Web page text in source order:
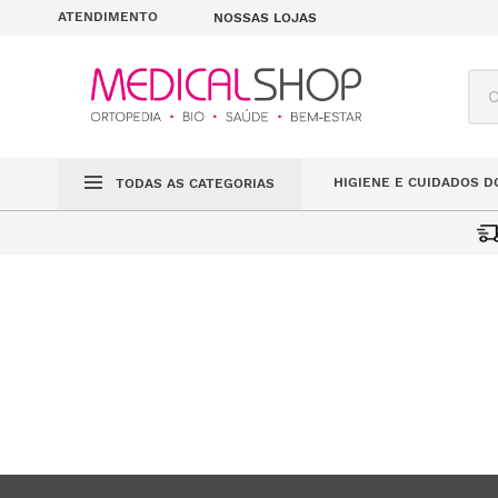
ATENDIMENTO NOSSAS LOJAS
O
TODAS AS CATEGORIAS HIGIENE E CUIDADOS